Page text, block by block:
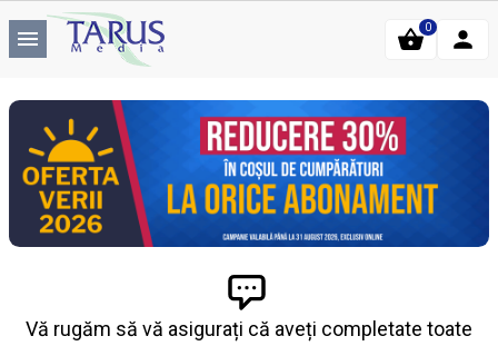
0
Vă rugăm să vă asigurați că aveți completate toate